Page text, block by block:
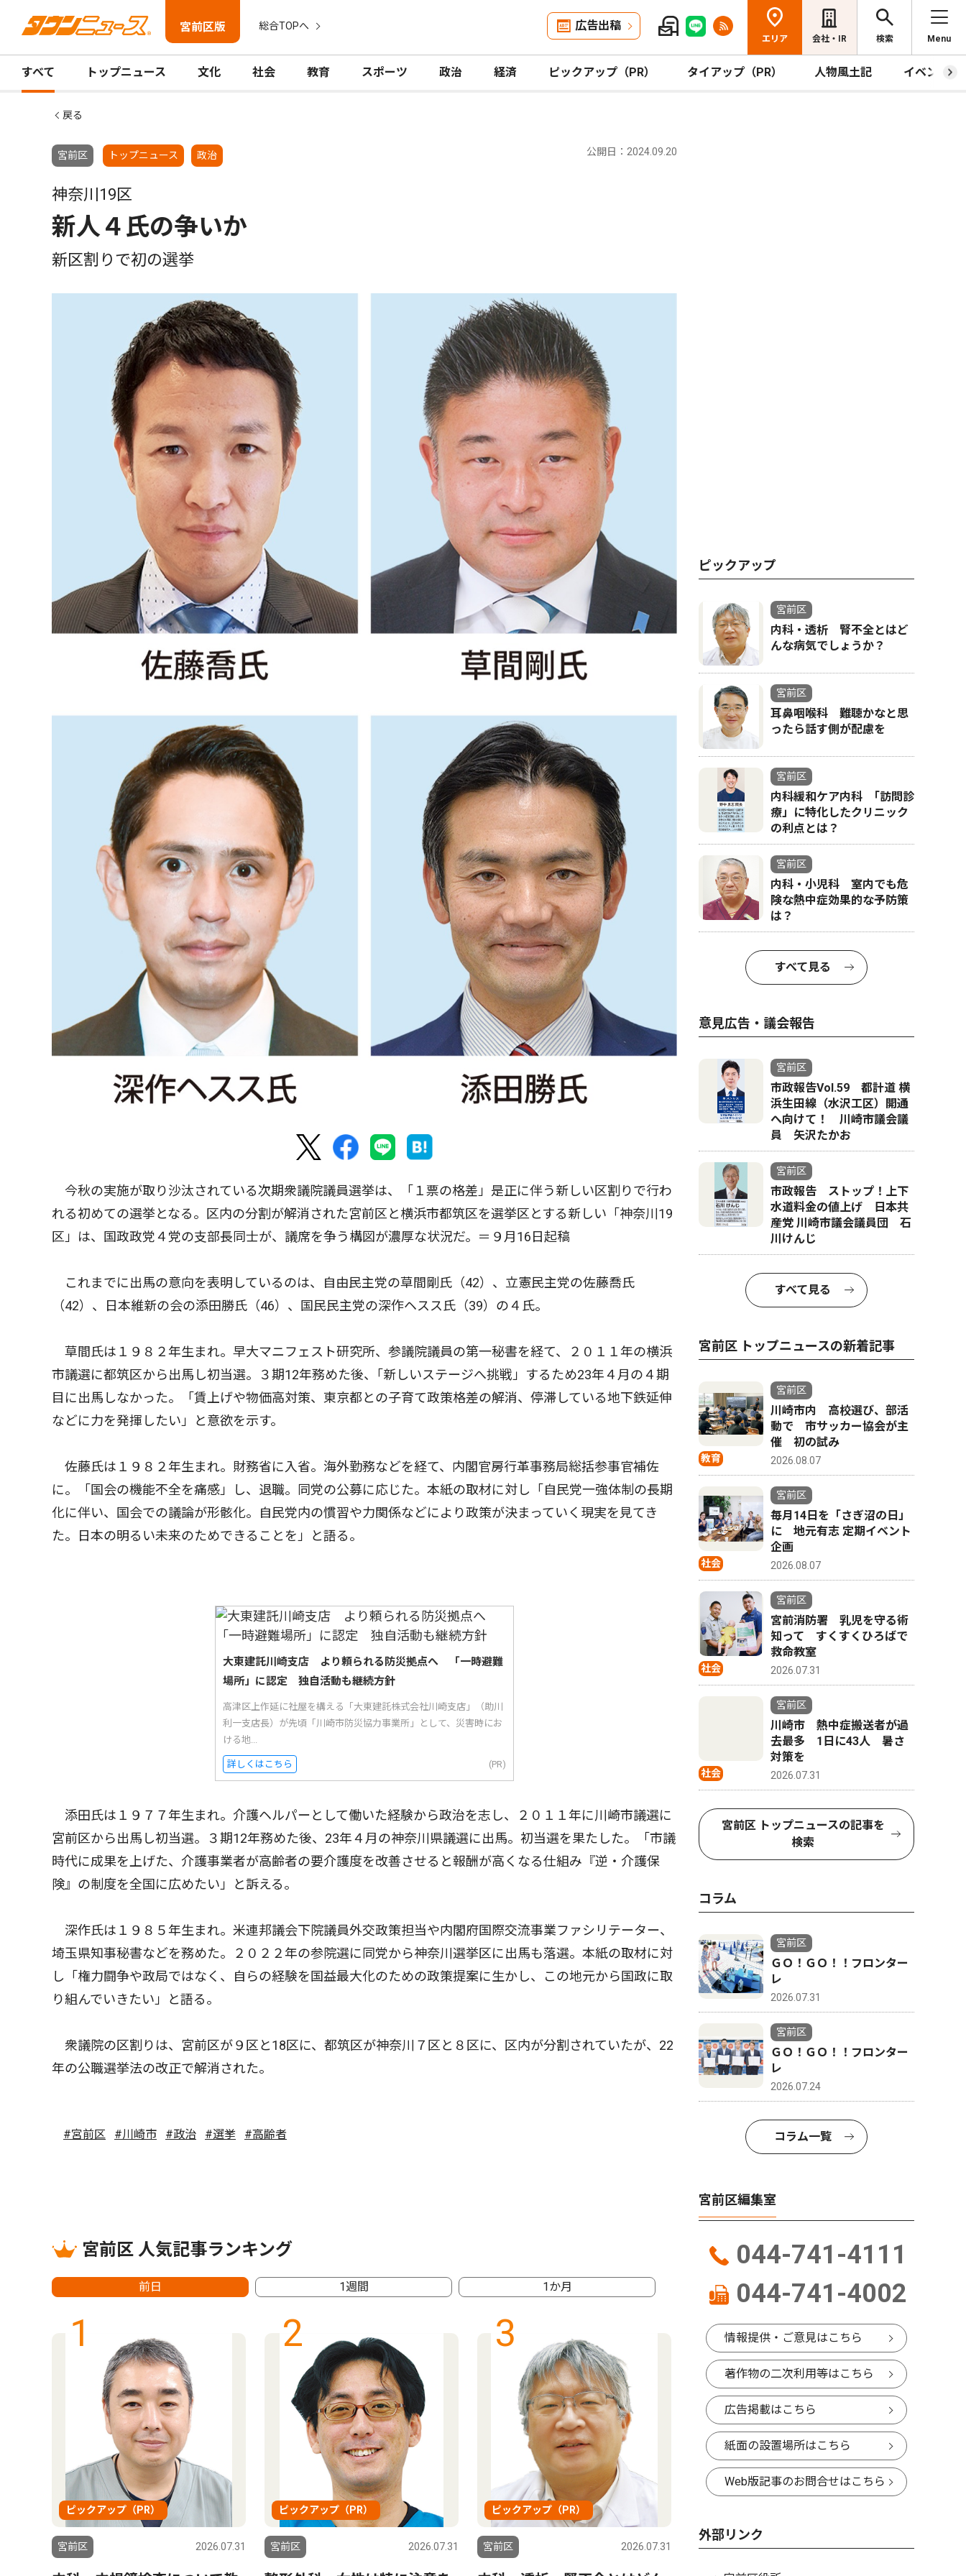
宮前区版 総合TOPへ 広告出稿
エリア 会社・IR 検索 Menu
すべて トップニュース 文化 社会 教育 スポーツ 政治 経済 ピックアップ（PR） タイアップ（PR） 人物風土記 イベント
戻る
宮前区 トップニュース 政治 公開日：2024.09.20
神奈川19区
新人４氏の争いか
新区割りで初の選挙
今秋の実施が取り沙汰されている次期衆議院議員選挙は、「１票の格差」是正に伴う新しい区割りで行わ
れる初めての選挙となる。区内の分割が解消された宮前区と横浜市都筑区を選挙区とする新しい「神奈川19
区」は、国政政党４党の支部長同士が、議席を争う構図が濃厚な状況だ。＝９月16日起稿
これまでに出馬の意向を表明しているのは、自由民主党の草間剛氏（42）、立憲民主党の佐藤喬氏
（42）、日本維新の会の添田勝氏（46）、国民民主党の深作ヘスス氏（39）の４氏。
草間氏は１９８２年生まれ。早大マニフェスト研究所、参議院議員の第一秘書を経て、２０１１年の横浜
市議選に都筑区から出馬し初当選。３期12年務めた後、｢新しいステージへ挑戦」するため23年４月の４期
目に出馬しなかった。「賃上げや物価高対策、東京都との子育て政策格差の解消、停滞している地下鉄延伸
などに力を発揮したい」と意欲を示す。
佐藤氏は１９８２年生まれ。財務省に入省。海外勤務などを経て、内閣官房行革事務局総括参事官補佐
に。「国会の機能不全を痛感」し、退職。同党の公募に応じた。本紙の取材に対し「自民党一強体制の長期
化に伴い、国会での議論が形骸化。自民党内の慣習や力関係などにより政策が決まっていく現実を見てき
た。日本の明るい未来のためできることを」と語る。
大東建託川崎支店 より頼られる防災拠点へ 「一時避難
場所」に認定 独自活動も継続方針
高津区上作延に社屋を構える「大東建託株式会社川崎支店」（助川
利一支店長）が先頃「川崎市防災協力事業所」として、災害時にお
ける地...
詳しくはこちら (PR)
添田氏は１９７７年生まれ。介護ヘルパーとして働いた経験から政治を志し、２０１１年に川崎市議選に
宮前区から出馬し初当選。３期12年務めた後、23年４月の神奈川県議選に出馬。初当選を果たした。「市議
時代に成果を上げた、介護事業者が高齢者の要介護度を改善させると報酬が高くなる仕組み『逆・介護保
険』の制度を全国に広めたい」と訴える。
深作氏は１９８５年生まれ。米連邦議会下院議員外交政策担当や内閣府国際交流事業ファシリテーター、
埼玉県知事秘書などを務めた。２０２２年の参院選に同党から神奈川選挙区に出馬も落選。本紙の取材に対
し「権力闘争や政局ではなく、自らの経験を国益最大化のための政策提案に生かし、この地元から国政に取
り組んでいきたい」と語る。
衆議院の区割りは、宮前区が９区と18区に、都筑区が神奈川７区と８区に、区内が分割されていたが、22
年の公職選挙法の改正で解消された。
#宮前区 #川崎市 #政治 #選挙 #高齢者
宮前区 人気記事ランキング
前日 1週間 1か月
1
ピックアップ（PR）
宮前区 2026.07.31
2
ピックアップ（PR）
宮前区 2026.07.31
3
ピックアップ（PR）
宮前区 2026.07.31
4
宮前区 2026.07.08 宮前区
ピックアップ
宮前区
内科・透析 腎不全とはど
んな病気でしょうか？
宮前区
耳鼻咽喉科 難聴かなと思
ったら話す側が配慮を
宮前区
内科緩和ケア内科 ｢訪問診
療」に特化したクリニック
の利点とは？
宮前区
内科・小児科 室内でも危
険な熱中症効果的な予防策
は？
すべて見る
意見広告・議会報告
宮前区
市政報告Vol.59 都計道 横
浜生田線（水沢工区）開通
へ向けて！ 川崎市議会議
員 矢沢たかお
宮前区
市政報告 ストップ！上下
水道料金の値上げ 日本共
産党 川崎市議会議員団 石
川けんじ
すべて見る
宮前区 トップニュースの新着記事
教育
宮前区
川崎市内 高校選び、部活
動で 市サッカー協会が主
催 初の試み
2026.08.07
社会
宮前区
毎月14日を「さぎ沼の日」
に 地元有志 定期イベント
企画
2026.08.07
社会
宮前区
宮前消防署 乳児を守る術
知って すくすくひろばで
救命教室
2026.07.31
社会
宮前区
川崎市 熱中症搬送者が過
去最多 1日に43人 暑さ
対策を
2026.07.31
宮前区 トップニュースの記事を
検索
コラム
宮前区
ＧＯ！ＧＯ！！フロンター
レ
2026.07.31
宮前区
ＧＯ！ＧＯ！！フロンター
レ
2026.07.24
コラム一覧
宮前区編集室
044-741-4111
044-741-4002
情報提供・ご意見はこちら
著作物の二次利用等はこちら
広告掲載はこちら
紙面の設置場所はこちら
Web版記事のお問合せはこちら
外部リンク